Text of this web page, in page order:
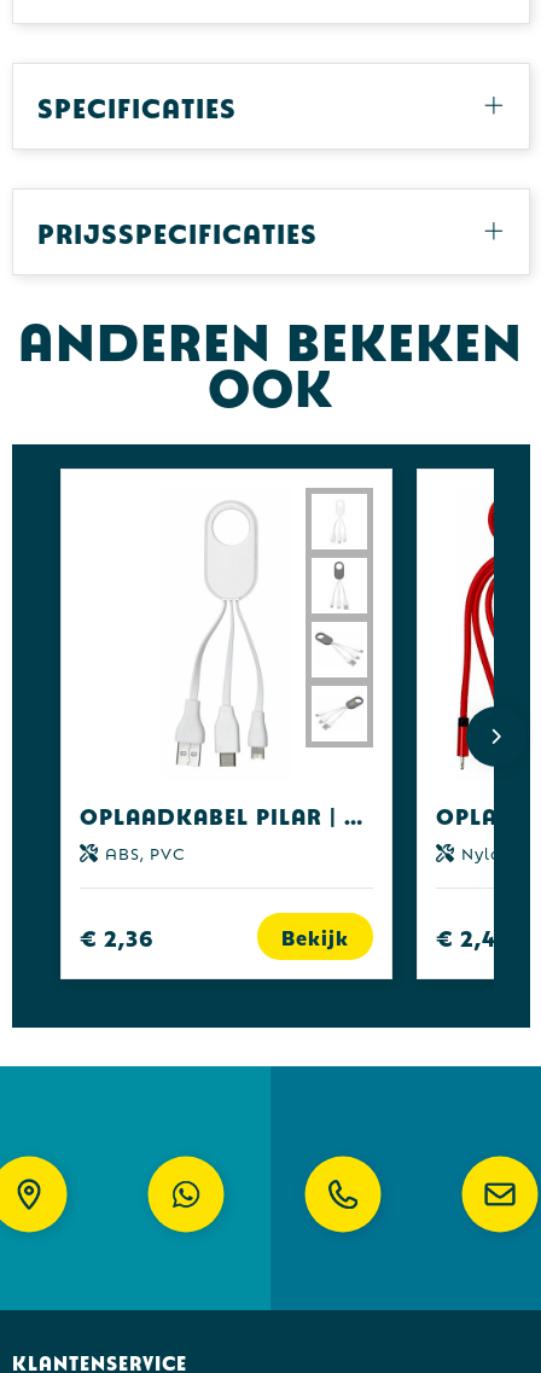
Specificaties
Prijsspecificaties
Anderen bekeken
ook
Oplaadkabel Pilar | 3-in-1
ABS, PVC
€ 2,36 Bekijk
Nylon,
€ 2,49
Klantenservice